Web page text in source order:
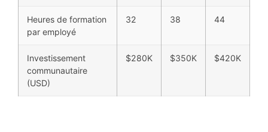
Heures de formation
par employé
32 38 44
Investissement
communautaire
(USD)
$280K $350K $420K